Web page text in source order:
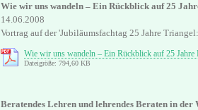
Wie wir uns wandeln – Ein Rückblick auf 25
14.06.2008
Vortrag auf der 'Jubiläumsfachtag 25 Jahre
Wie wir uns wandeln – Ein Rückblick auf 25 Jahre
Dateigröße: 794,60 KB
Beratendes Lehren und lehrendes Beraten in der